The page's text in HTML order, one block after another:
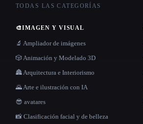
TODAS LAS CATEGORÍAS
🎨IMAGEN Y VISUAL
🔬 Ampliador de imágenes
🎲 Animación y Modelado 3D
🏯 Arquitectura e Interiorismo
🌄 Arte e ilustración con IA
😎 avatares
📸 Clasificación facial y de belleza